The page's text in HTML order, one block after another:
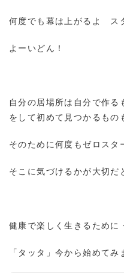
何度でも幕は上がるよ ス
よーいどん！
自分の居場所は自分で作
をして初めて見つかるもの
そのために何度もゼロスタ
そこに気づけるかが大切だ
健康で楽しく生きるために
「タッタ」今から始めてみ